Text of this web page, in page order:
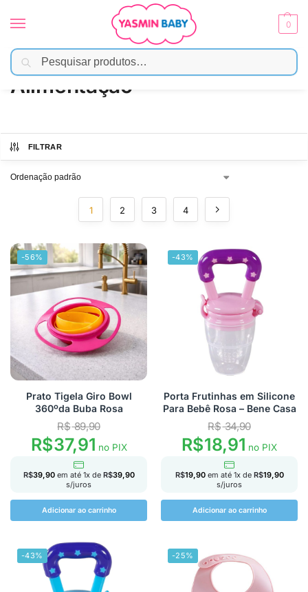
0
Início Alimentação
Alimentação
FILTRAR
1 2 3 4
-56%
Prato Tigela Giro Bowl
360ºda Buba Rosa
R$89,90
R$37,91 no PIX
R$39,90 em até 1x de R$39,90
s/juros
Adicionar ao carrinho
-43%
Porta Frutinhas em Silicone
Para Bebê Rosa – Bene Casa
R$34,90
R$18,91 no PIX
R$19,90 em até 1x de R$19,90
s/juros
Adicionar ao carrinho
-43% -25%